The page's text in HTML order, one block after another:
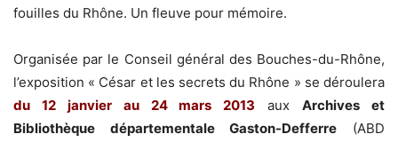
fouilles du Rhône. Un fleuve pour mémoire.
Organisée par le Conseil général des Bouches-du-Rhône,
l’exposition « César et les secrets du Rhône » se déroulera
du 12 janvier au 24 mars 2013 auxArchives et
Bibliothèque départementale Gaston-Defferre (ABD